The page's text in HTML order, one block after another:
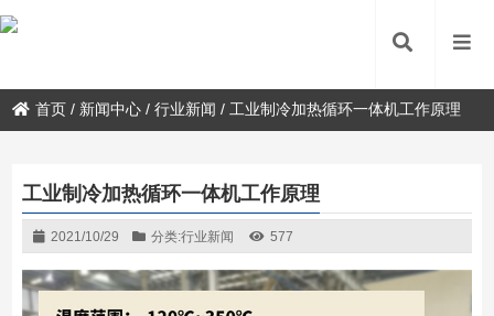
首页 / 新闻中心 /行业新闻 / 工业制冷加热循环一体机工作原理
工业制冷加热循环一体机工作原理
2021/10/29 分类:行业新闻 577